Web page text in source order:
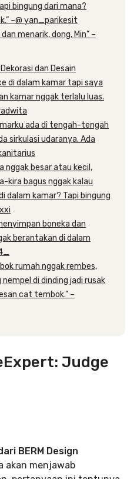
bingung dari mana?
–@ yan_parikesit
menarik, dong, Min” –
dan Desain
di dalam kamar tapi saya
kamar nggak terlalu luas.
ada di tengah-tengah
sirkulasi udaranya. Ada
nggak besar atau kecil,
kira bagus nggak kalau
dalam kamar? Tapi bingung
boneka dan
berantakan di dalam
rumah nggak rembes,
di dinding jadi rusak
cat tembok.” –
Judge
BERM Design
akan menjawab